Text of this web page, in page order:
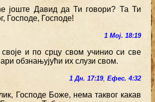
јоште Давид да Ти говори? Та Ти
Господе, Господе!
1 Мој. 18:19
и по срцу свом учинио си све
обзнањујући их слузи свом.
1 Дн. 17:19, Ефес. 4:32
Господе Боже, нема таквог какав